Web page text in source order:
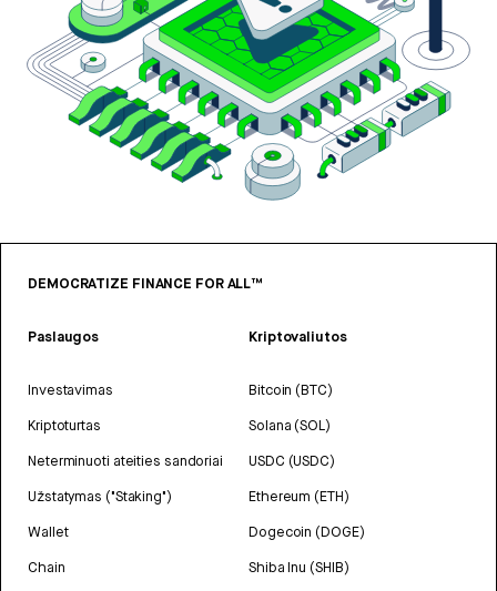
DEMOCRATIZE FINANCE FOR ALL™
Paslaugos
Investavimas
Kriptoturtas
Neterminuoti ateities sandoriai
Užstatymas ("Staking")
Wallet
Chain
Kriptovaliutos
Bitcoin (BTC)
Solana (SOL)
USDC (USDC)
Ethereum (ETH)
Dogecoin (DOGE)
Shiba Inu (SHIB)